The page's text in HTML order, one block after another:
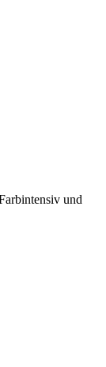
und